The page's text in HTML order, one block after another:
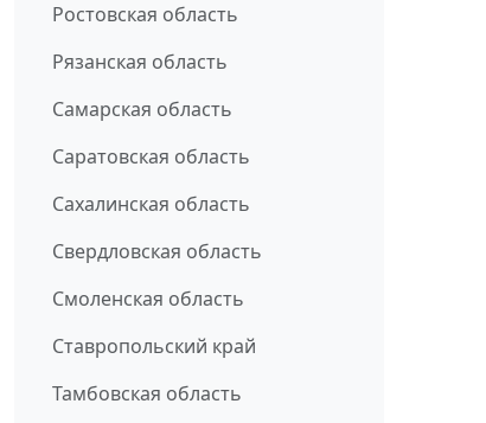
Ростовская область
Рязанская область
Самарская область
Саратовская область
Сахалинская область
Свердловская область
Смоленская область
Ставропольский край
Тамбовская область